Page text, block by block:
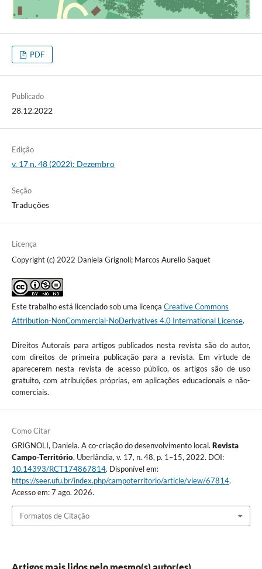
PDF
Publicado
28.12.2022
Edição
v. 17 n. 48 (2022): Dezembro
Seção
Traduções
Licença
Copyright (c) 2022 Daniela Grignoli; Marcos Aurelio Saquet
Este trabalho está licenciado sob uma licença Creative Commons
Attribution-NonCommercial-NoDerivatives 4.0 International License.
Direitos Autorais para artigos publicados nesta revista são do autor,
com direitos de primeira publicação para a revista. Em virtude de
aparecerem nesta revista de acesso público, os artigos são de uso
gratuito, com atribuições próprias, em aplicações educacionais e não-
comerciais.
Como Citar
GRIGNOLI, Daniela. A co-criação do desenvolvimento local. Revista
Campo-Território, Uberlândia, v. 17, n. 48, p. 1–15, 2022. DOI:
10.14393/RCT174867814. Disponível em:
https://seer.ufu.br/index.php/campoterritorio/article/view/67814.
Acesso em: 7 ago. 2026.
Formatos de Citação
Artigos mais lidos pelo mesmo(s) autor(es)